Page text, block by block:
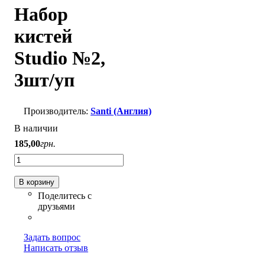
Набор
кистей
Studio №2,
3шт/уп
Santi (Англия)
В наличии
185,00грн.
В корзину
Задать вопрос
Написать отзыв